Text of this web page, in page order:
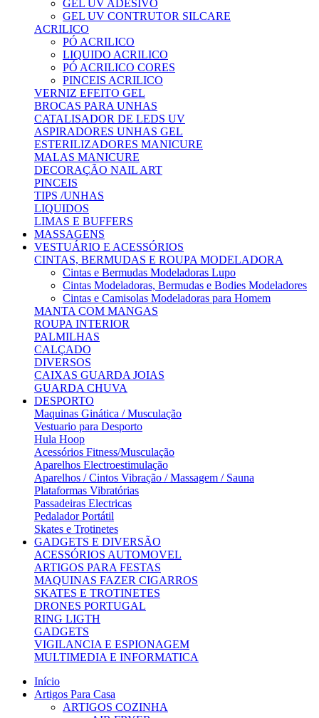
GEL UV ADESIVO
GEL UV CONTRUTOR SILCARE
ACRILICO
PÓ ACRILICO
LIQUIDO ACRILICO
PÓ ACRILICO CORES
PINCEIS ACRILICO
VERNIZ EFEITO GEL
BROCAS PARA UNHAS
CATALISADOR DE LEDS UV
ASPIRADORES UNHAS GEL
ESTERILIZADORES MANICURE
MALAS MANICURE
DECORAÇÃO NAIL ART
PINCEIS
TIPS /UNHAS
LIQUIDOS
LIMAS E BUFFERS
MASSAGENS
VESTUÁRIO E ACESSÓRIOS
CINTAS, BERMUDAS E ROUPA MODELADORA
Cintas e Bermudas Modeladoras Lupo
Cintas Modeladoras, Bermudas e Bodies Modeladores
Cintas e Camisolas Modeladoras para Homem
MANTA COM MANGAS
ROUPA INTERIOR
PALMILHAS
CALÇADO
DIVERSOS
CAIXAS GUARDA JOIAS
GUARDA CHUVA
DESPORTO
Maquinas Ginática / Musculação
Vestuario para Desporto
Hula Hoop
Acessórios Fitness/Musculação
Aparelhos Electroestimulação
Aparelhos / Cintos Vibração / Massagem / Sauna
Plataformas Vibratórias
Passadeiras Electricas
Pedalador Portátil
Skates e Trotinetes
GADGETS E DIVERSÃO
ACESSÓRIOS AUTOMOVEL
ARTIGOS PARA FESTAS
MAQUINAS FAZER CIGARROS
SKATES E TROTINETES
DRONES PORTUGAL
RING LIGTH
GADGETS
VIGILANCIA E ESPIONAGEM
MULTIMEDIA E INFORMATICA
Início
Artigos Para Casa
ARTIGOS COZINHA